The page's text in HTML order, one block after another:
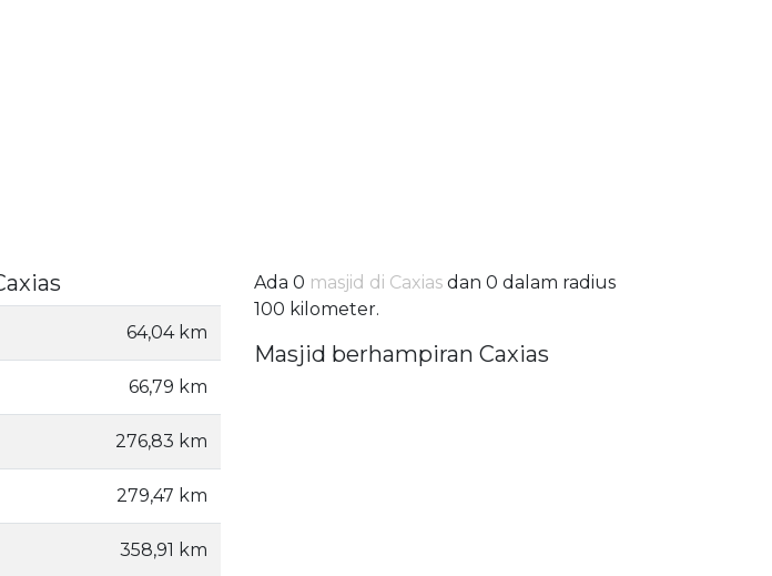
64,04 km
66,79 km
276,83 km
279,47 km
358,91 km
Ada 0 masjid di Caxias dan 0 dalam radius
100 kilometer.
Masjid berhampiran Caxias